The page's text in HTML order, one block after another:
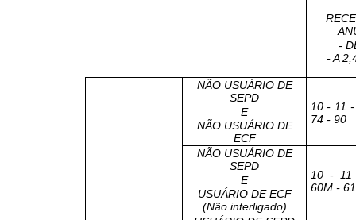
-
- A
NÃO USUÁRIO DE
SEPD
E
NÃO USUÁRIO DE
ECF
10 - 11
74 - 90
NÃO USUÁRIO DE
SEPD
E
USUÁRIO DE ECF
(Não interligado)
10 -
60M -